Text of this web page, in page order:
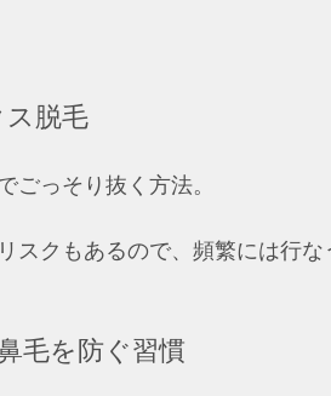
ス脱毛
ごっそり抜く方法。
スクもあるので、頻繁には行な
毛を防ぐ習慣